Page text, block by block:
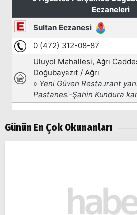
Günün En Çok Okunanları